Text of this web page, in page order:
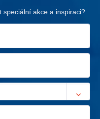
speciální akce a inspiraci?